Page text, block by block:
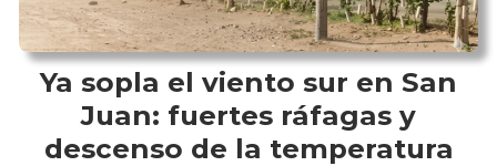
Ya sopla el viento sur en San
Juan: fuertes ráfagas y
descenso de la temperatura